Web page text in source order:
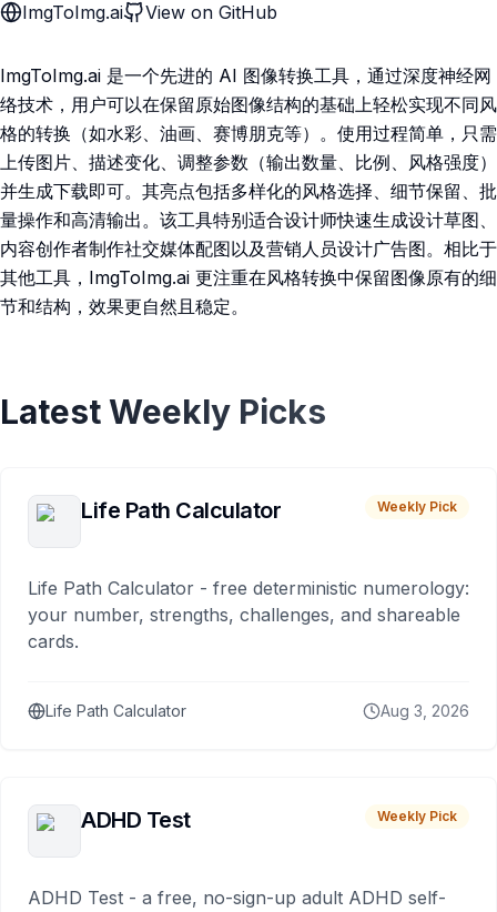
ImgToImg.ai View on GitHub
ImgToImg.ai 是一个先进的 AI 图像转换工具，通过深度神经网
络技术，用户可以在保留原始图像结构的基础上轻松实现不同风
格的转换（如水彩、油画、赛博朋克等）。使用过程简单，只需
上传图片、描述变化、调整参数（输出数量、比例、风格强度）
并生成下载即可。其亮点包括多样化的风格选择、细节保留、批
量操作和高清输出。该工具特别适合设计师快速生成设计草图、
内容创作者制作社交媒体配图以及营销人员设计广告图。相比于
其他工具，ImgToImg.ai 更注重在风格转换中保留图像原有的细
节和结构，效果更自然且稳定。
Latest Weekly Picks
Life Path Calculator Weekly Pick
Life Path Calculator - free deterministic numerology:
your number, strengths, challenges, and shareable
cards.
Life Path Calculator Aug 3, 2026
ADHD Test Weekly Pick
ADHD Test - a free, no-sign-up adult ADHD self-